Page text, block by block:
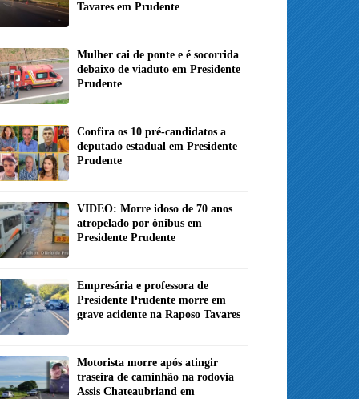
Tavares em Prudente
Mulher cai de ponte e é socorrida
debaixo de viaduto em Presidente
Prudente
Confira os 10 pré-candidatos a
deputado estadual em Presidente
Prudente
VIDEO: Morre idoso de 70 anos
atropelado por ônibus em
Presidente Prudente
Empresária e professora de
Presidente Prudente morre em
grave acidente na Raposo Tavares
Motorista morre após atingir
traseira de caminhão na rodovia
Assis Chateaubriand em